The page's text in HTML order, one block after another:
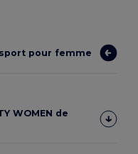
pour femme
WOMEN de